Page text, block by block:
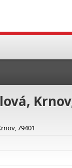
79401